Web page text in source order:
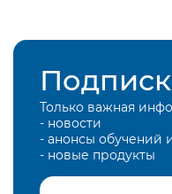
Только важная
- новости
- анонсы обучений
- новые продукты